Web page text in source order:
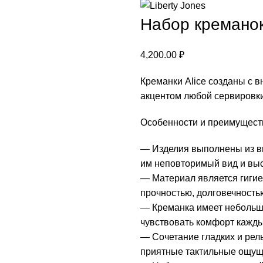
Набор
4,200.00 ₽
Креманки Alice созданы с
акцентом любой
Особенности и
— Изделия выполнены из
им неповторимый вид и
— Материал является
прочностью,
— Креманка имеет
чувствовать комфорт
— Сочетание гладких и
приятные тактильные